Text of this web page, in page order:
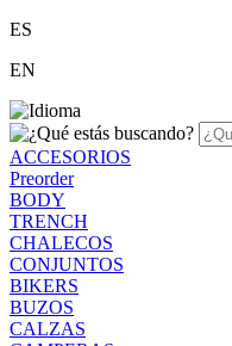
ES
EN
ACCESORIOS
Preorder
BODY
TRENCH
CHALECOS
CONJUNTOS
BIKERS
BUZOS
CALZAS